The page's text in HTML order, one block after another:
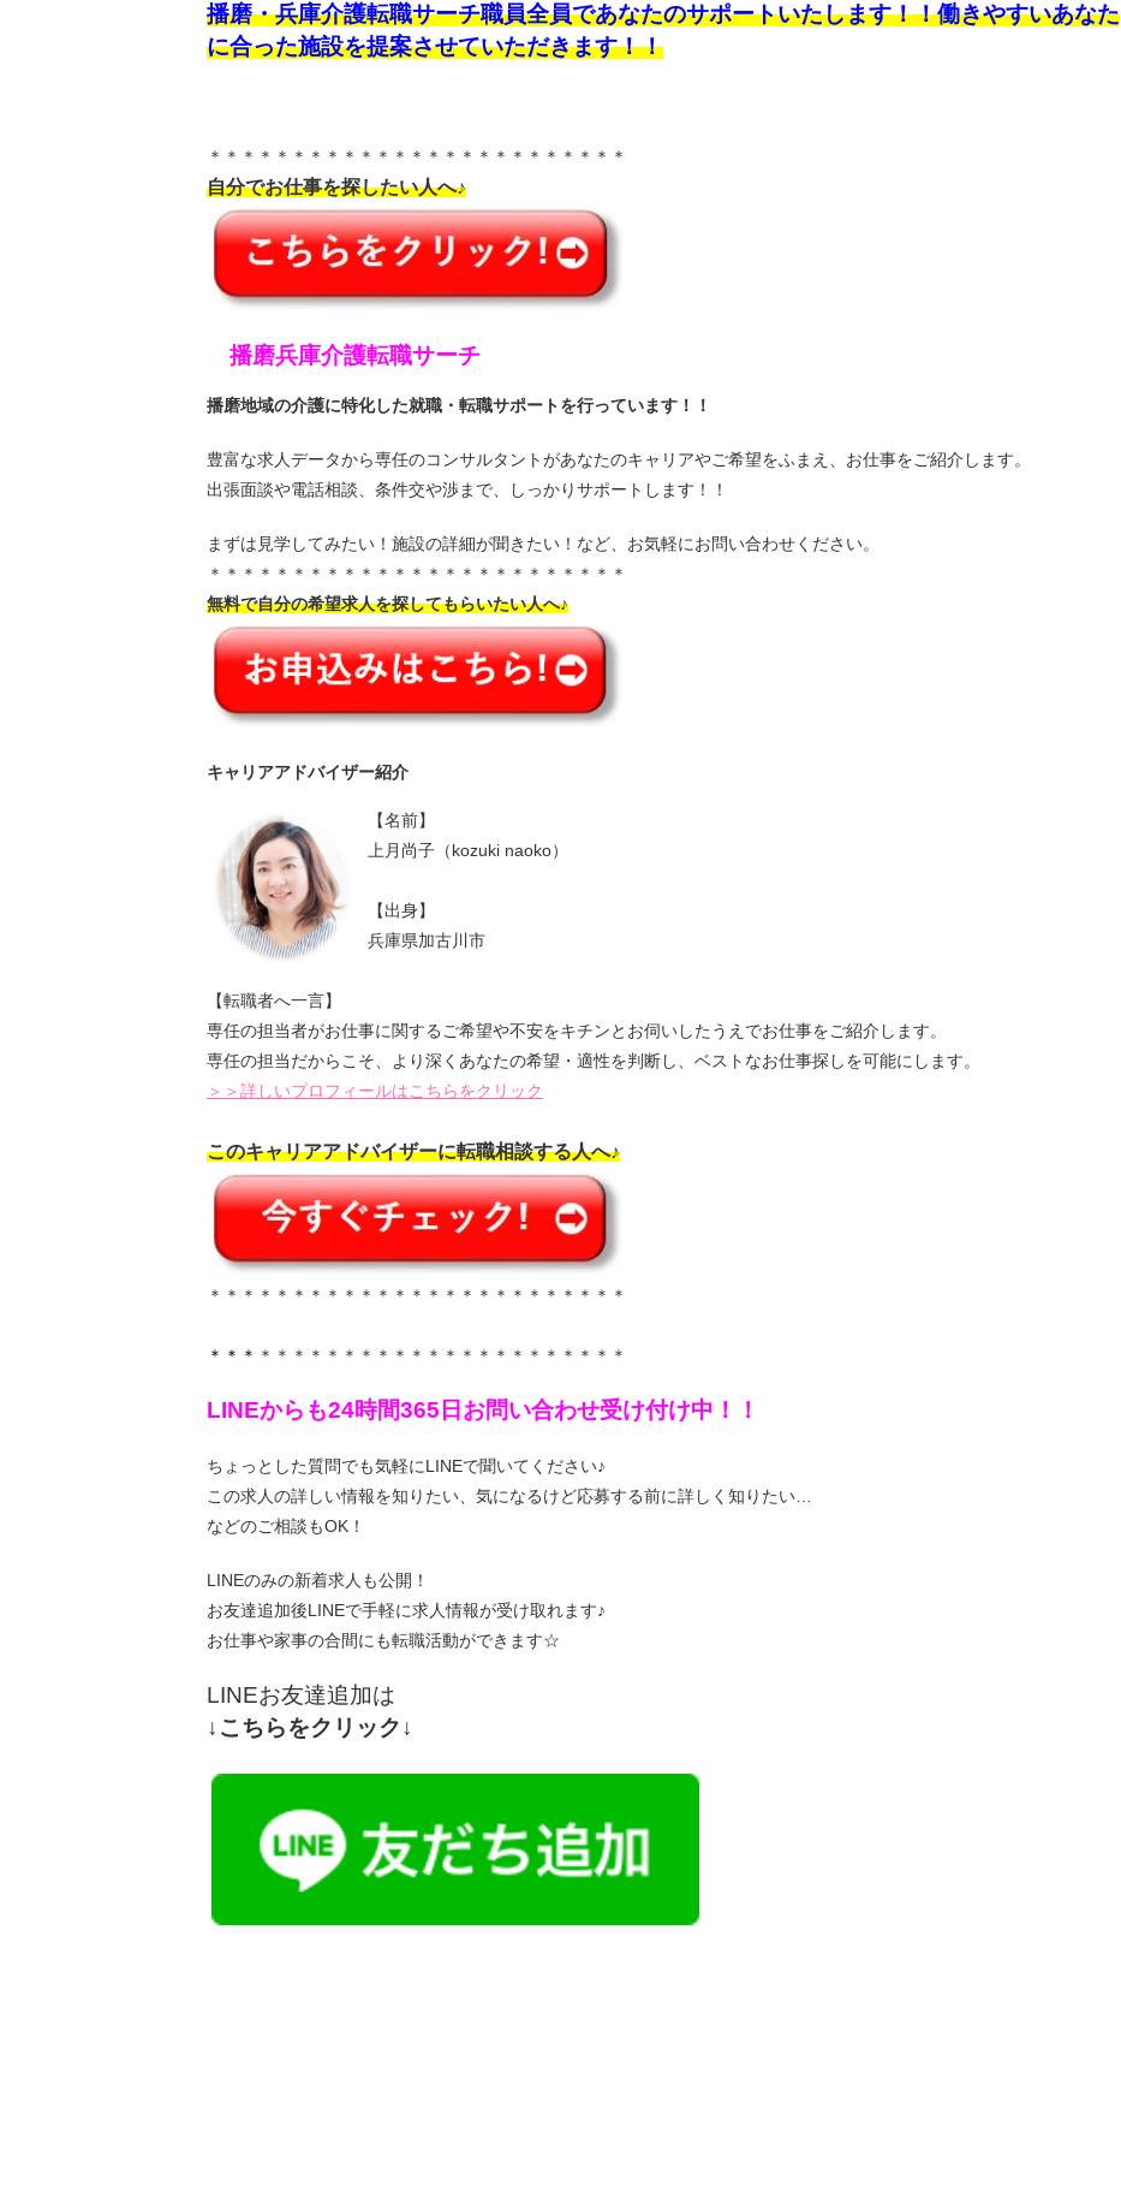
播磨・兵庫介護転職サーチ職員全員であなたのサポートいたします！！働きやすいあなた
に合った施設を提案させていただきます！！
＊＊＊＊＊＊＊＊＊＊＊＊＊＊＊＊＊＊＊＊＊＊＊＊＊
自分でお仕事を探したい人へ♪
播磨兵庫介護転職サーチ
播磨地域の介護に特化した就職・転職サポートを行っています！！
豊富な求人データから専任のコンサルタントがあなたのキャリアやご希望をふまえ、お仕事をご紹介します。
出張面談や電話相談、条件交や渉まで、しっかりサポートします！！
まずは見学してみたい！施設の詳細が聞きたい！など、お気軽にお問い合わせください。
＊＊＊＊＊＊＊＊＊＊＊＊＊＊＊＊＊＊＊＊＊＊＊＊＊
無料で自分の希望求人を探してもらいたい人へ♪
キャリアアドバイザー紹介
【名前】
上月尚子（kozuki naoko）
【出身】
兵庫県加古川市
【転職者へ一言】
専任の担当者がお仕事に関するご希望や不安をキチンとお伺いしたうえでお仕事をご紹介します。
専任の担当だからこそ、より深くあなたの希望・適性を判断し、ベストなお仕事探しを可能にします。
＞＞詳しいプロフィールはこちらをクリック
このキャリアアドバイザーに転職相談する人へ♪
＊＊＊＊＊＊＊＊＊＊＊＊＊＊＊＊＊＊＊＊＊＊＊＊＊
＊＊＊ ＊＊＊＊＊＊＊＊＊＊＊＊＊＊＊＊＊＊＊＊＊＊
LINEからも24時間365日お問い合わせ受け付け中！！
ちょっとした質問でも気軽にLINEで聞いてください♪
この求人の詳しい情報を知りたい、気になるけど応募する前に詳しく知りたい…
などのご相談もOK！
LINEのみの新着求人も公開！
お友達追加後LINEで手軽に求人情報が受け取れます♪
お仕事や家事の合間にも転職活動ができます☆
LINEお友達追加は
↓こちらをクリック↓